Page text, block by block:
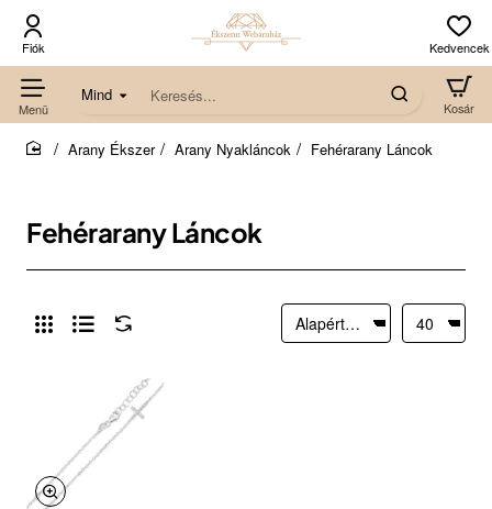
Mind
Keresés...
Arany Ékszer Arany Nyakláncok Fehérarany Láncok
Fehérarany Láncok